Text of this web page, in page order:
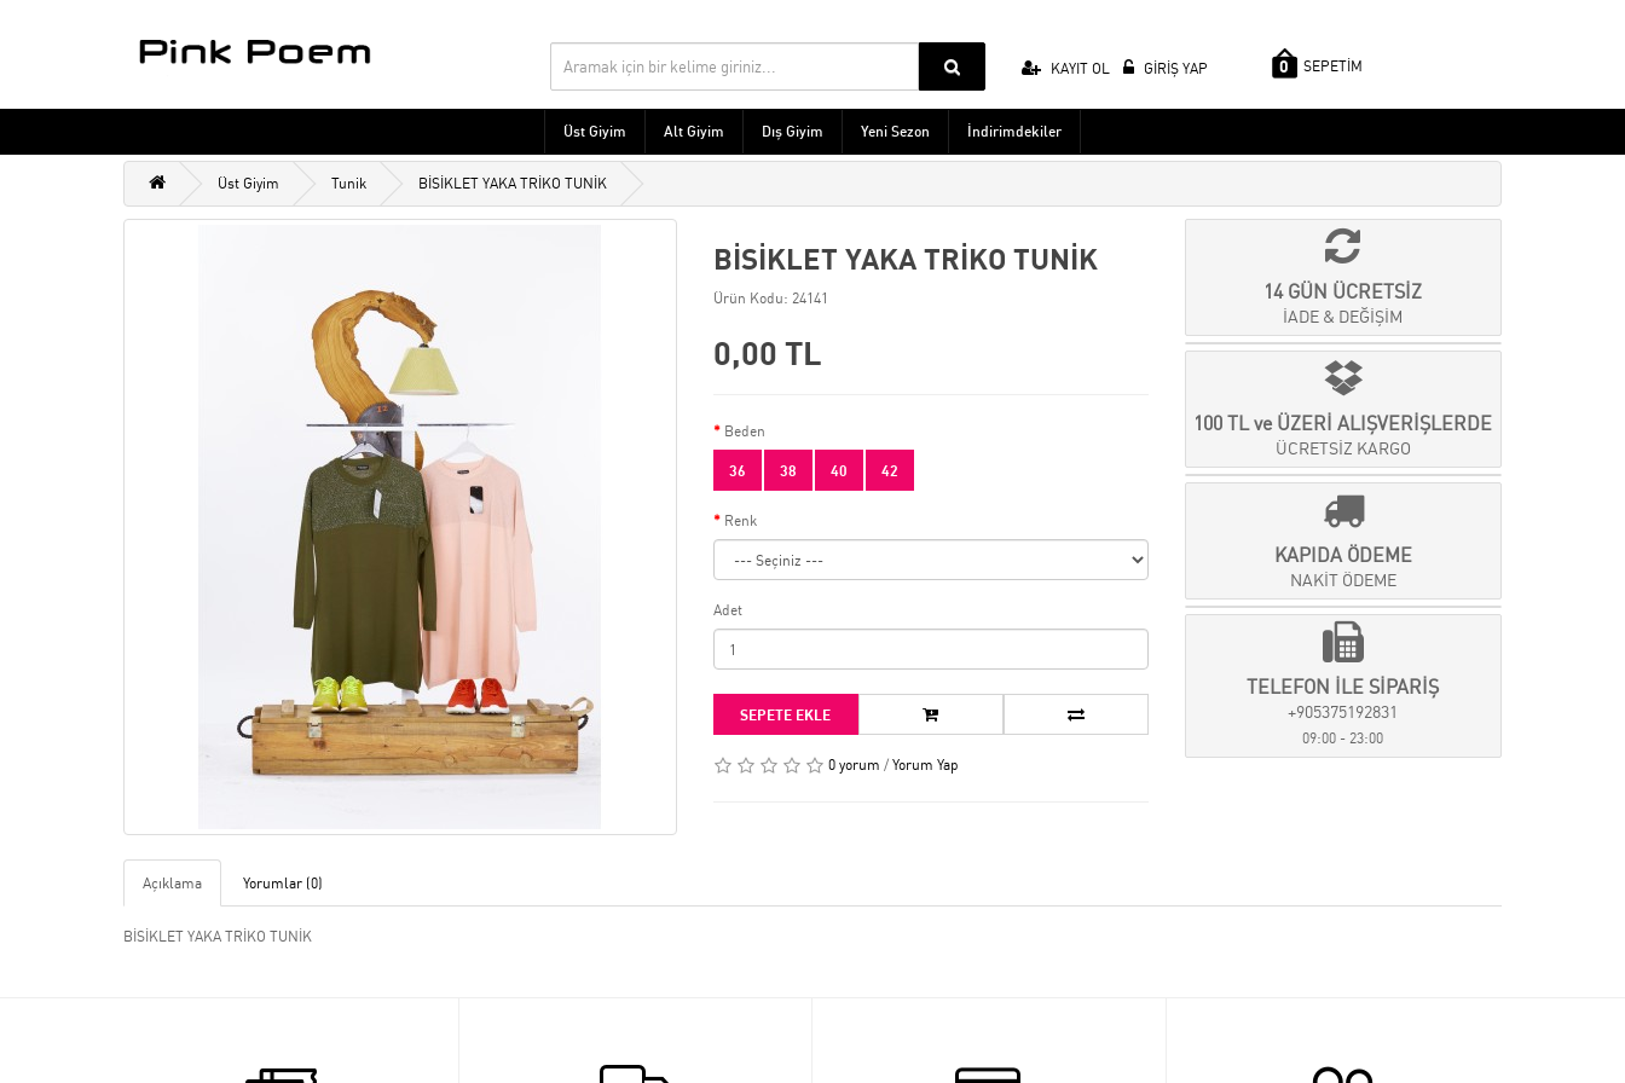
KAYIT OL GİRİŞ YAP 0 SEPETİM
Üst Giyim Alt Giyim Dış Giyim Yeni Sezon İndirimdekiler
Üst Giyim Tunik BİSİKLET YAKA TRİKO TUNİK
BİSİKLET YAKA TRİKO TUNİK
Ürün Kodu: 24141
0,00 TL
Beden
36 38 40 42
Renk
Adet
SEPETE EKLE
0 yorum / Yorum Yap
14 GÜN ÜCRETSİZ
İADE & DEĞİŞİM
100 TL ve ÜZERİ ALIŞVERİŞLERDE
ÜCRETSİZ KARGO
KAPIDA ÖDEME
NAKİT ÖDEME
TELEFON İLE SİPARİŞ
+905375192831
09:00 - 23:00
Açıklama Yorumlar (0)
BİSİKLET YAKA TRİKO TUNİK